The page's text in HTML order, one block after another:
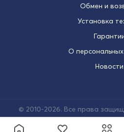
Обмен и
Установка
О
Новости
© 2010-2026. Все права